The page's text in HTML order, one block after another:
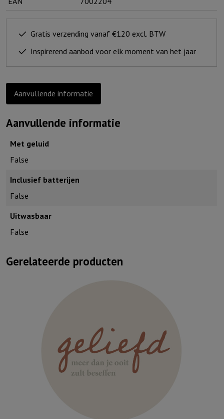
GHL
(set
Gratis verzending vanaf €120 excl. BTW
Inspirerend aanbod voor elk moment van het jaar
Aanvullende informatie
Aanvullende informatie
Met geluid
False
Inclusief batterijen
False
Uitwasbaar
False
Gerelateerde producten